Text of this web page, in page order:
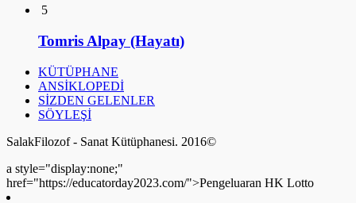
5
Tomris Alpay (Hayatı)
KÜTÜPHANE
ANSİKLOPEDİ
SİZDEN GELENLER
SÖYLEŞİ
SalakFilozof - Sanat Kütüphanesi. 2016©
a style="display:none;"
href="https://educatorday2023.com/">Pengeluaran HK Lotto